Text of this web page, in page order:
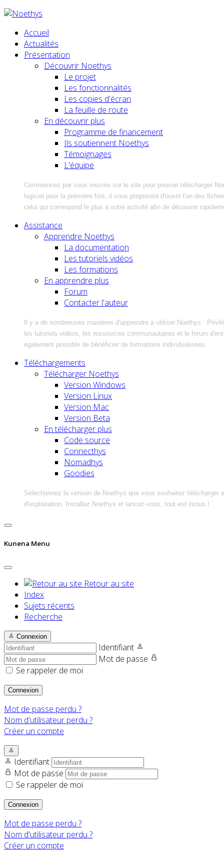
Accueil
Actualités
Présentation
Découvrir Noethys
Le projet
Les fonctionnalités
Les copies d'écran
La feuille de route
En découvrir plus
Programme de financement
Ils soutiennent Noethys
Témoignages
L'équipe
Commencez par vous inscrire sur le site pour pouvoir télécharger
logiciel pour la première fois, il vous proposera d'ouvrir l'un des
celui qui correspond le plus à votre activité afin de découvrir
Assistance
Apprendre Noethys
La documentation
Les tutoriels vidéos
Les formations
En apprendre plus
Forum
Contacter l'auteur
Il y a de nombreuses manières d'apprendre à utiliser Noethys :
les tutoriels vidéos, les ressources communautaires et le forum
également possible de bénéficier de formations individualisées.
Téléchargements
Télécharger Noethys
Version Windows
Version Linux
Version Mac
Version Beta
En télécharger plus
Code source
Connecthys
Nomadhys
Goodies
Sélectionnez la version de Noethys que vous souhaitez télécharger
d'exploitation. Installez Noethys et lancez-vous, tout est inclus !
Kunena Menu
Retour au site
Index
Sujets récents
Recherche
Connexion
Identifiant
Mot de passe
Se rappeler de moi
Connexion
Mot de passe perdu ?
Nom d'utilisateur perdu ?
Créer un compte
Identifiant
Mot de passe
Se rappeler de moi
Connexion
Mot de passe perdu ?
Nom d'utilisateur perdu ?
Créer un compte